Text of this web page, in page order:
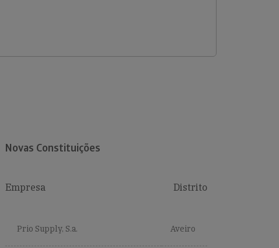
Novas Constituições
Empresa Distrito
Prio Supply, S.a. Aveiro